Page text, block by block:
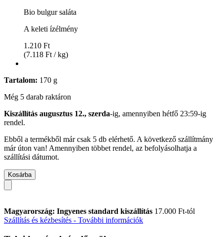
Bio bulgur saláta
A keleti ízélmény
1.210 Ft
(7.118 Ft / kg)
Tartalom: 170 g
Még 5 darab raktáron
Kiszállítás augusztus 12., szerda-ig, amennyiben hétfő 23:59-ig
rendel.
Ebből a termékből már csak 5 db elérhető. A következő szállítmány
már úton van! Amennyiben többet rendel, az befolyásolhatja a
szállítási dátumot.
Kosárba
Magyarország: Ingyenes standard kiszállítás 17.000 Ft-tól
Szállítás és kézbesítés - További információk